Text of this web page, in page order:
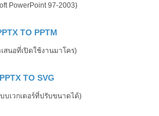
PowerPoint 97-2003)
TO PPTM
สนอที่เปิดใช้งานมาโคร)
PPTX TO SVG
บเวกเตอร์ที่ปรับขนาดได้)